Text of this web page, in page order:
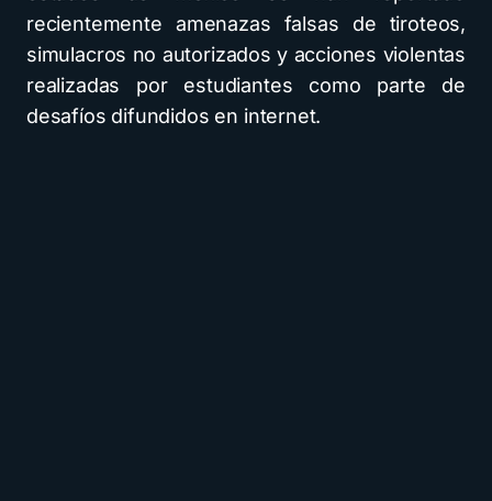
recientemente amenazas falsas de tiroteos,
simulacros no autorizados y acciones violentas
realizadas por estudiantes como parte de
desafíos difundidos en internet.